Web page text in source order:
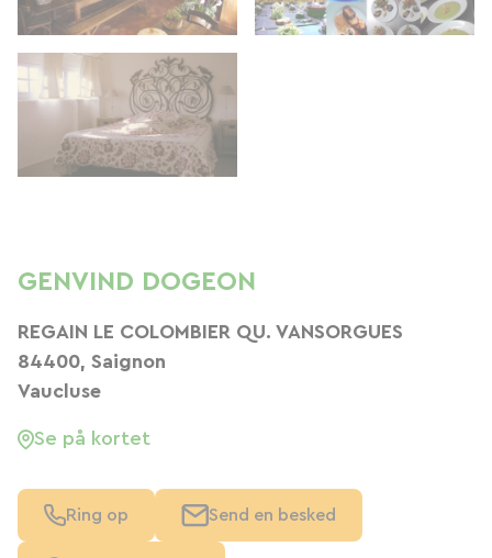
GENVIND DOGEON
REGAIN LE COLOMBIER QU. VANSORGUES
84400, Saignon
Vaucluse
Se på kortet
Ring op Send en besked